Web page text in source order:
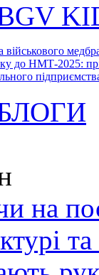
до НМТ-2025:
на